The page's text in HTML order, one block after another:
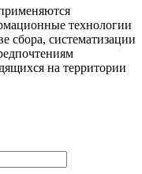
технологии
сбора, систематизации
на территории